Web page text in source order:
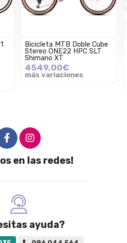
Bicicleta MTB Doble Cube
Stereo ONE22 HPC SLT
Shimano XT
4549,00€
más variaciones
en las redes!
ayuda?